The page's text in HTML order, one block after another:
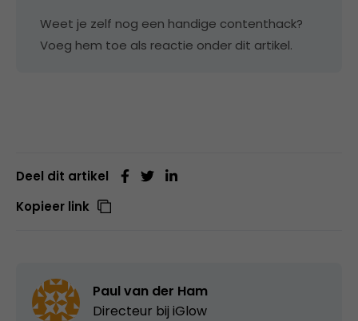
Weet je zelf nog een handige contenthack?
Voeg hem toe als reactie onder dit artikel.
Deel dit artikel
Kopieer link
Paul van der Ham
Directeur bij iGlow